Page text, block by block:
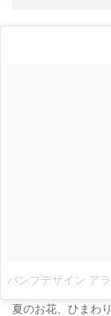
夏のお花、ひまわ